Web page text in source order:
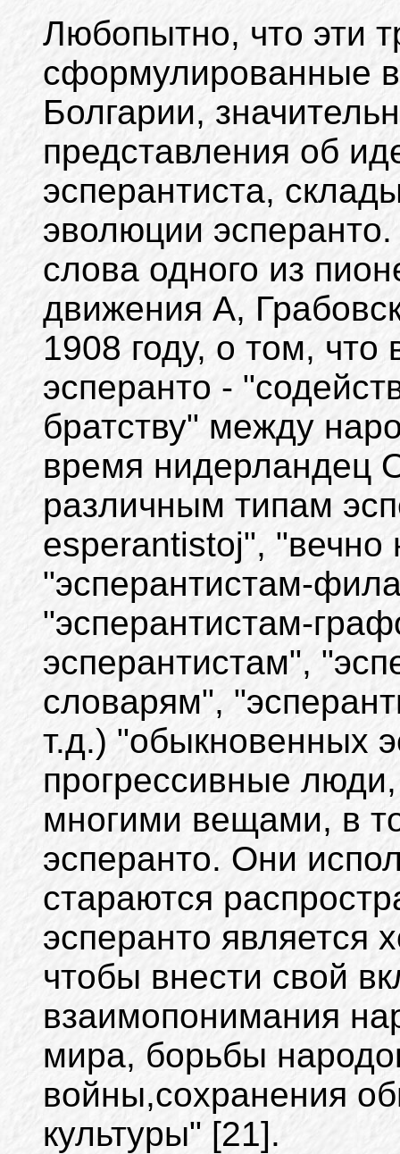
Любопытно, что эти
сформулированные
Болгарии,
представления об
эсперантиста,
эволюции
слова одного из
движения А,
1908 году, о том,
эсперанто -
братству" между
время нидерландец
различным типам
esperantistoj",
"эсперантистам-
"эсперантистам-
эсперантистам",
словарям",
т.д.) "обыкновенных
прогрессивные
многими вещами, в
эсперанто. Они
стараются
эсперанто является
чтобы внести свой
взаимопонимания
мира, борьбы
войны,сохранения
культуры" [21].